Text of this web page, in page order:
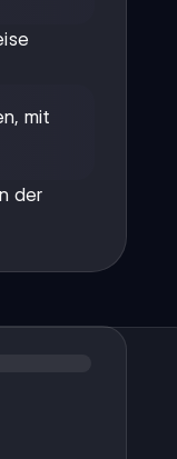
mit
der